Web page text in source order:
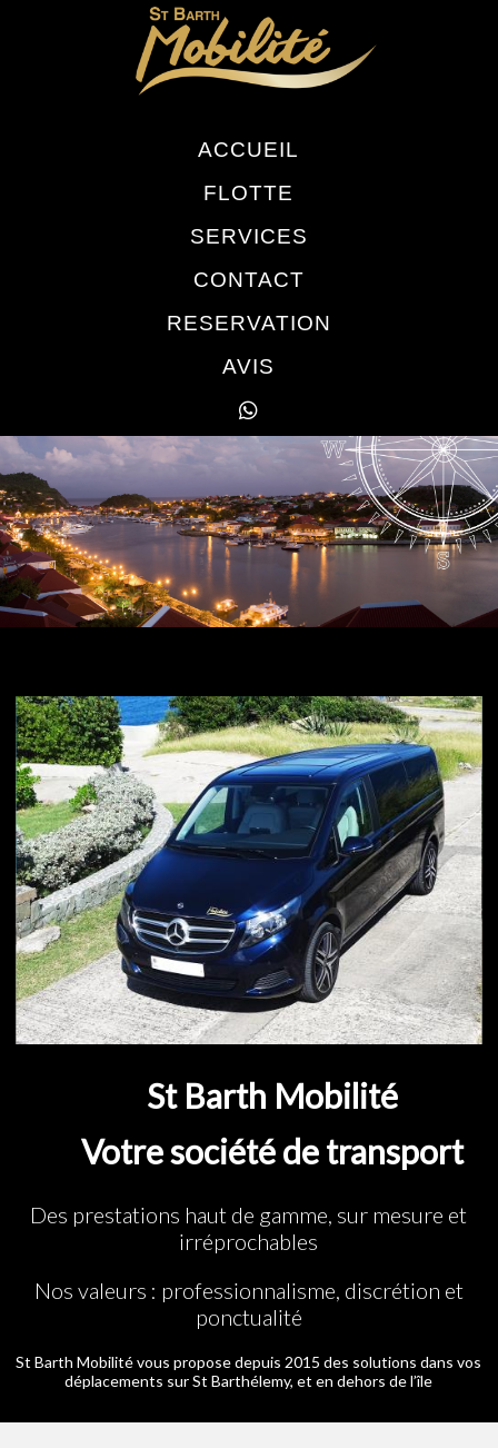
ACCUEIL
FLOTTE
SERVICES
CONTACT
RESERVATION
AVIS
St Barth Mobilité
Votre société de transport
Des prestations haut de gamme, sur mesure et
irréprochables
Nos valeurs : professionnalisme, discrétion et
ponctualité
St Barth Mobilité vous propose depuis 2015 des solutions dans vos
déplacements sur St Barthélemy, et en dehors de l’île